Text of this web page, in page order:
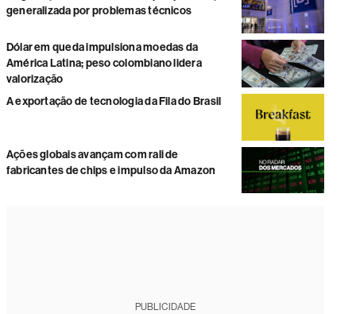
generalizada por problemas técnicos
Dólar em queda impulsiona moedas da
América Latina; peso colombiano lidera
valorização
A exportação de tecnologia da Fila do Brasil
Ações globais avançam com rali de
fabricantes de chips e impulso da Amazon
PUBLICIDADE